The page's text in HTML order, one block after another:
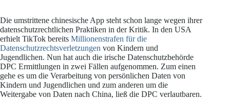
Die umstrittene chinesische App steht schon lange wegen ihrer
datenschutzrechtlichen Praktiken in der Kritik. In den USA
erhielt TikTok bereits Millionenstrafen für die
Datenschutzrechtsverletzungen von Kindern und
Jugendlichen. Nun hat auch die irische Datenschutzbehörde
DPC Ermittlungen in zwei Fällen aufgenommen. Zum einen
gehe es um die Verarbeitung von persönlichen Daten von
Kindern und Jugendlichen und zum anderen um die
Weitergabe von Daten nach China, ließ die DPC verlautbaren.